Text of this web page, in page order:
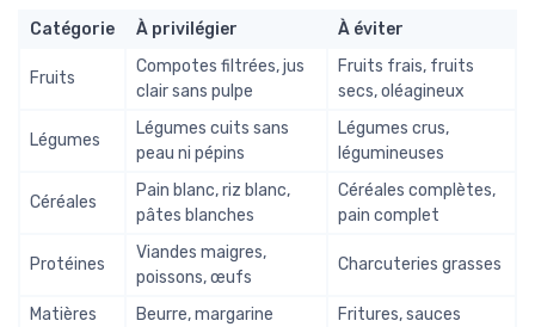
Catégorie À privilégier À éviter
Fruits
Compotes filtrées, jus
clair sans pulpe
Fruits frais, fruits
secs, oléagineux
Légumes
Légumes cuits sans
peau ni pépins
Légumes crus,
légumineuses
Céréales
Pain blanc, riz blanc,
pâtes blanches
Céréales complètes,
pain complet
Protéines
Viandes maigres,
poissons, œufs
Charcuteries grasses
Matières
Beurre, margarine
Fritures, sauces